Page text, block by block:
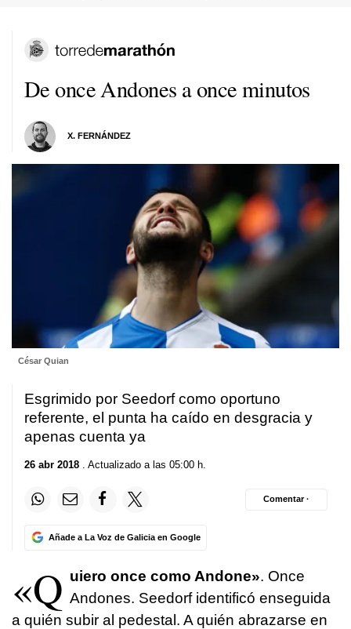
De once Andones a once minutos
X. FERNÁNDEZ
César Quian
Esgrimido por Seedorf como oportuno
referente, el punta ha caído en desgracia y
apenas cuenta ya
26 abr 2018 . Actualizado a las 05:00 h.
Añade a La Voz de Galicia en Google
Comentar ·
«Q uiero once como Andone». Once
Andones. Seedorf identificó enseguida
a quién subir al pedestal. A quién abrazarse en